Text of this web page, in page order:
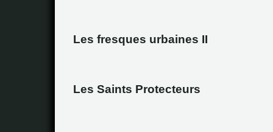
Les fresques urbaines II
Les Saints Protecteurs